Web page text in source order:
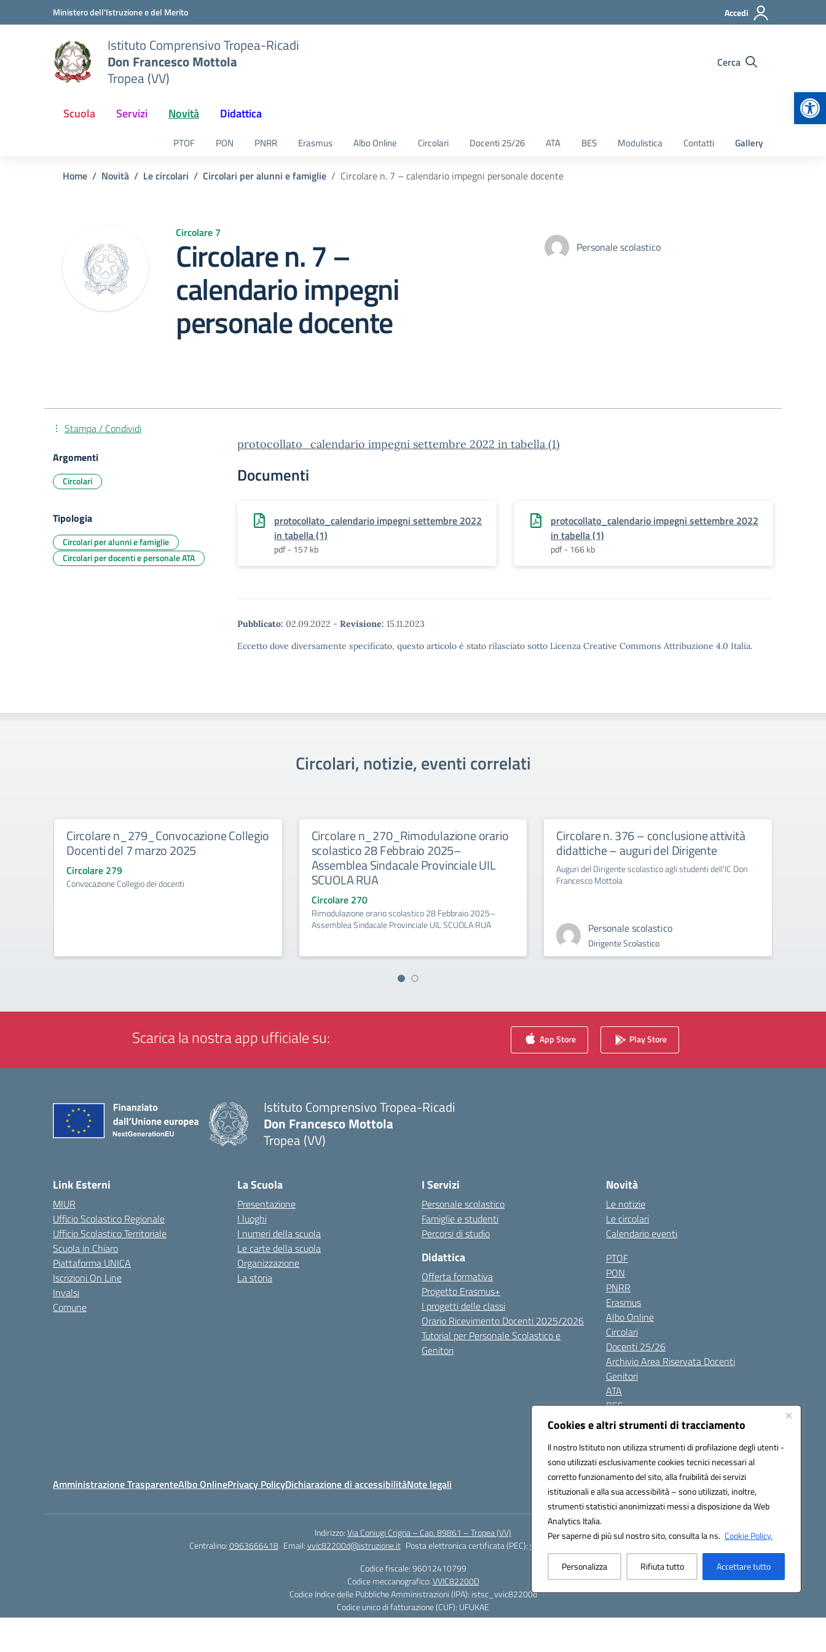
Cookies e altri strumenti di tracciamento
Il nostro Istituto non utilizza strumenti di profilazione degli utenti -
sono utilizzati esclusivamente cookies tecnici necessari al
corretto funzionamento del sito, alla fruibilità dei servizi
istituzionali e alla sua accessibilità – sono utilizzati, inoltre,
strumenti statistici anonimizzati messi a disposizione da Web
Analytics Italia.
Per saperne di più sul nostro sito, consulta la ns. Cookie Policy.
Personalizza Rifiuta tutto Accettare tutto
Vai ai contenuti
Vai al menu di navigazioneMinistero dell'Istruzione e del Merito Accedi
Istituto Comprensivo Tropea-Ricadi
Don Francesco Mottola
Tropea (VV)
Cerca
Scuola Servizi Novità Didattica
PTOF PON PNRR Erasmus Albo Online Circolari Docenti 25/26 ATA BES Modulistica Contatti Gallery
Home Novità Le circolari Circolari per alunni e famiglie Circolare n. 7 – calendario impegni personale docente
Circolare 7
Circolare n. 7 –
calendario impegni
personale docente
Personale scolastico
protocollato_calendario impegni settembre 2022 in tabella (1)
Documenti
protocollato_calendario impegni settembre 2022
in tabella (1)
pdf - 157 kb
protocollato_calendario impegni settembre 2022
in tabella (1)
pdf - 166 kb
Pubblicato: 02.09.2022 - Revisione: 15.11.2023
Eccetto dove diversamente specificato, questo articolo è stato rilasciato sotto Licenza Creative Commons Attribuzione 4.0 Italia.
Stampa / Condividi
Argomenti
Circolari
Tipologia
Circolari per alunni e famiglie
Circolari per docenti e personale ATA
Circolari, notizie, eventi correlati
Circolare n_279_Convocazione Collegio
Docenti del 7 marzo 2025
Circolare 279
Convocazione Collegio dei docenti
Circolare n_270_Rimodulazione orario
scolastico 28 Febbraio 2025–
Assemblea Sindacale Provinciale UIL
SCUOLA RUA
Circolare 270
Rimodulazione orario scolastico 28 Febbraio 2025–
Assemblea Sindacale Provinciale UIL SCUOLA RUA
Circolare n. 376 – conclusione attività
didattiche – auguri del Dirigente
Auguri del Dirigente scolastico agli studenti dell'IC Don
Francesco Mottola
Personale scolastico
Dirigente Scolastico
Scarica la nostra app ufficiale su: App Store Play Store
Istituto Comprensivo Tropea-Ricadi
Don Francesco Mottola
Tropea (VV)
Link Esterni
MIUR
Ufficio Scolastico Regionale
Ufficio Scolastico Territoriale
Scuola in Chiaro
Piattaforma UNICA
Iscrizioni On Line
Invalsi
Comune
La Scuola
Presentazione
I luoghi
I numeri della scuola
Le carte della scuola
Organizzazione
La storia
I Servizi
Personale scolastico
Famiglie e studenti
Percorsi di studio
Didattica
Offerta formativa
Progetto Erasmus+
I progetti delle classi
Orario Ricevimento Docenti 2025/2026
Tutorial per Personale Scolastico e
Genitori
Novità
Le notizie
Le circolari
Calendario eventi
PTOF
PON
PNRR
Erasmus
Albo Online
Circolari
Docenti 25/26
Archivio Area Riservata Docenti
Genitori
ATA
BES
Modulistica
Gallery
Amministrazione TrasparenteAlbo OnlinePrivacy PolicyDichiarazione di accessibilitàNote legali
Indirizzo:Via Coniugi Crigna – Cap. 89861 – Tropea (VV)
Centralino:0963666418 Email:vvic82200d@istruzione.it Posta elettronica certificata (PEC):vvic82200d@pec.istruzione.it
Codice fiscale: 96012410799
Codice meccanografico:VVIC82200D
Codice Indice delle Pubbliche Amministrazioni (IPA): istsc_vvic82200d
Codice unico di fatturazione (CUF): UFUKAE